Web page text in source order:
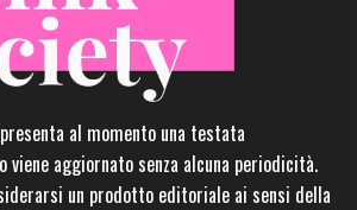
al momento una testata
aggiornato senza alcuna periodicità.
un prodotto editoriale ai sensi della